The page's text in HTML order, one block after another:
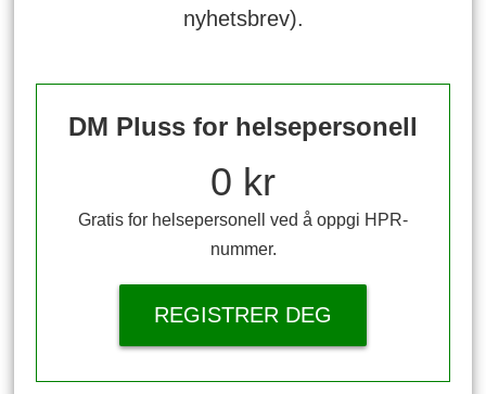
nyhetsbrev).
DM Pluss for helsepersonell
0 kr
Gratis for helsepersonell ved å oppgi HPR-
nummer.
REGISTRER DEG